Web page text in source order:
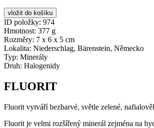
ID položky: 974
Hmotnost: 377 g
Rozměry: 7 x 6 x 5 cm
Lokalita: Niederschlag, Bärenstein, Německo
Typ: Minerály
Druh: Halogenidy
FLUORIT
Fluorit vytváří bezbarvé, světle zelené,
Fluorit je velmi rozšířený minerál zejména na